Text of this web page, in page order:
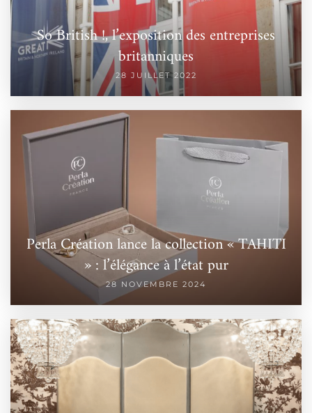
So British !, l’exposition des entreprises
britanniques
28 JUILLET 2022
Perla Création lance la collection « TAHITI
» : l’élégance à l’état pur
28 NOVEMBRE 2024